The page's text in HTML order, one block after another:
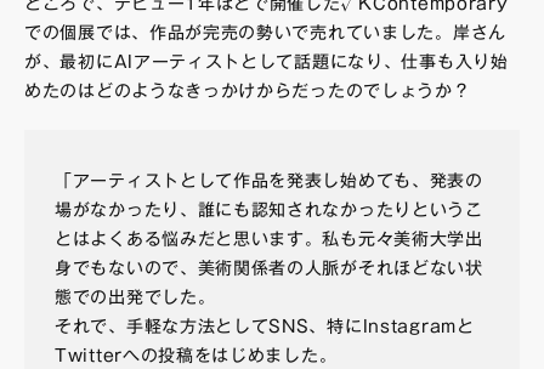
ところで、デビュー1年ほどで開催した√KContemporary
での個展では、作品が完売の勢いで売れていました。岸さん
が、最初にAIアーティストとして話題になり、仕事も入り始
めたのはどのようなきっかけからだったのでしょうか？
「アーティストとして作品を発表し始めても、発表の
場がなかったり、誰にも認知されなかったりというこ
とはよくある悩みだと思います。私も元々美術大学出
身でもないので、美術関係者の人脈がそれほどない状
態での出発でした。
それで、手軽な方法としてSNS、特にInstagramと
Twitterへの投稿をはじめました。